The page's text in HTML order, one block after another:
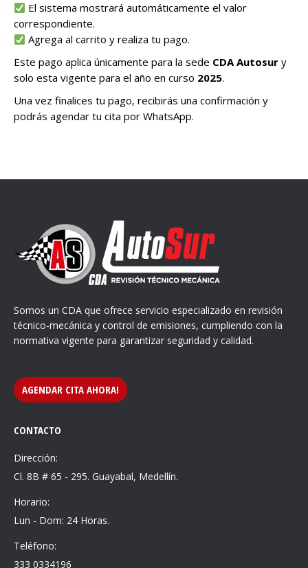
El sistema mostrará automáticamente el valor
correspondiente.
Agrega al carrito y realiza tu pago.
Este pago aplica únicamente para la sede CDA Autosur y
solo esta vigente para el año en curso 2025.
Una vez finalices tu pago, recibirás una confirmación y
podrás agendar tu cita por WhatsApp.
Somos un CDA que ofrece servicio especializado en revisión
técnico-mecánica y control de emisiones, cumpliendo con la
normativa vigente para garantizar seguridad y calidad.
AGENDAR CITA AHORA!
CONTACTO
Dirección:
Cl. 8B # 65 - 295. Guayabal, Medellín.
Horario:
Lun - Dom: 24 Horas.
Teléfono:
333 0334196